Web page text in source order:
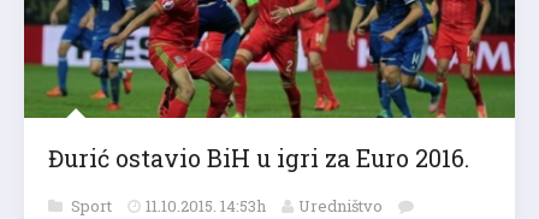
Đurić ostavio BiH u igri za Euro 2016.
Sport 11.10.2015. 14:53h Uredništvo